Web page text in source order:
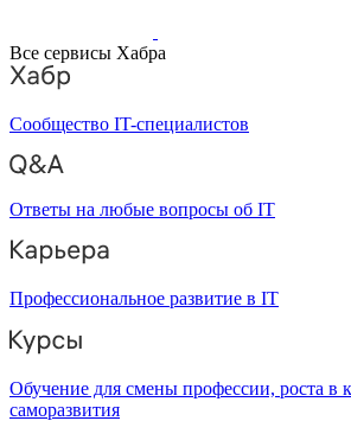
Все сервисы Хабра
Сообщество IT-специалистов
Ответы на любые вопросы об IT
Профессиональное развитие в IT
Обучение для смены профессии, роста в
саморазвития